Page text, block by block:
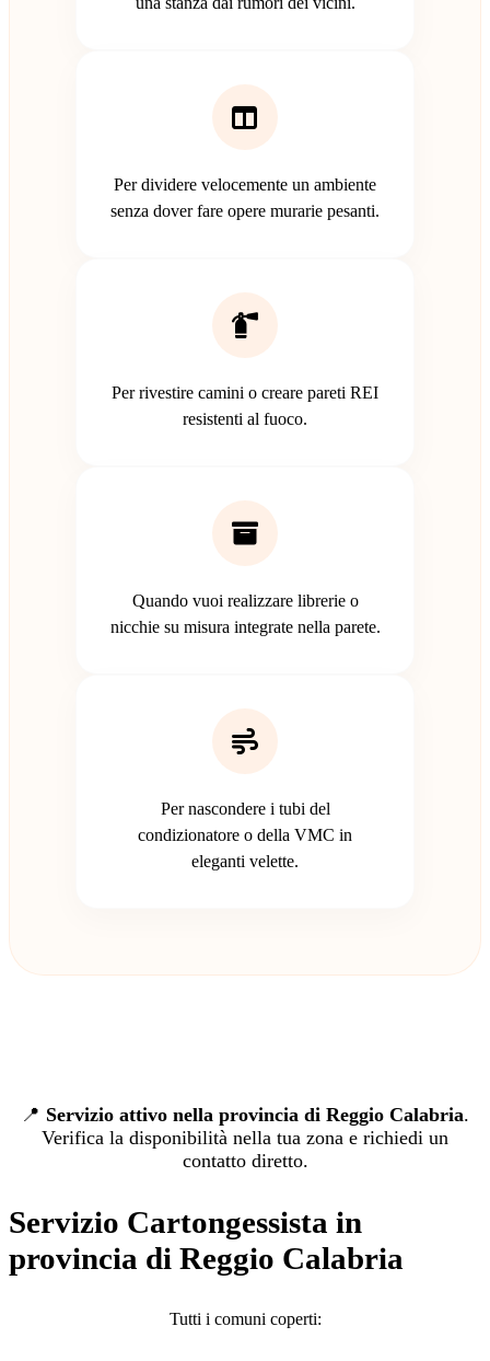
Per dividere velocemente un ambiente
senza dover fare opere murarie pesanti.
Per rivestire camini o creare pareti REI
resistenti al fuoco.
Quando vuoi realizzare librerie o
nicchie su misura integrate nella parete.
Per nascondere i tubi del
condizionatore o della VMC in
eleganti velette.
📍 Servizio attivo nella provincia di Reggio Calabria.
Verifica la disponibilità nella tua zona e richiedi un
contatto diretto.
Servizio Cartongessista in
provincia di Reggio Calabria
Tutti i comuni coperti: